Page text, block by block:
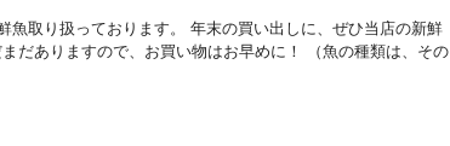
取り扱っております。 年末の買い出しに、ぜひ当店の新鮮
だありますので、お買い物はお早めに！ （魚の種類は、その